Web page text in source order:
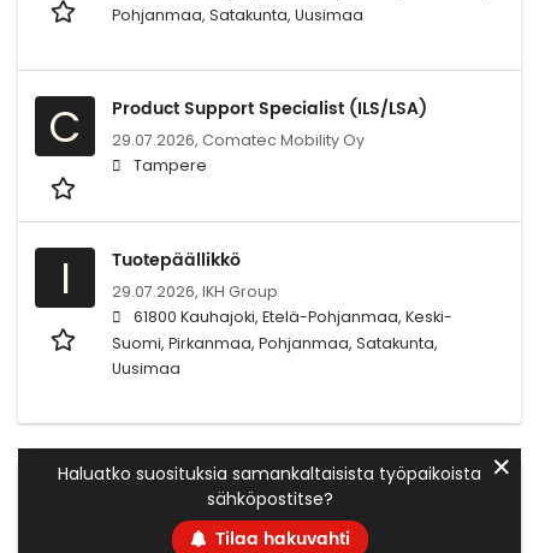
Pohjanmaa, Satakunta, Uusimaa
C Product Support Specialist (ILS/LSA)
29.07.2026, Comatec Mobility Oy
Tampere
I Tuotepäällikkö
29.07.2026, IKH Group
61800 Kauhajoki, Etelä-Pohjanmaa, Keski-
Suomi, Pirkanmaa, Pohjanmaa, Satakunta,
Uusimaa
Haluatko suosituksia samankaltaisista työpaikoista
sähköpostitse?
Tilaa hakuvahti
✕